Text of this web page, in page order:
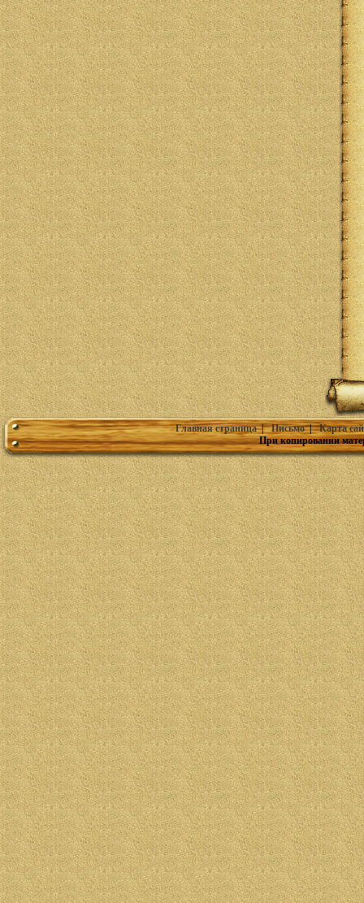
Главная страница|Письмо|Карта
При копировании